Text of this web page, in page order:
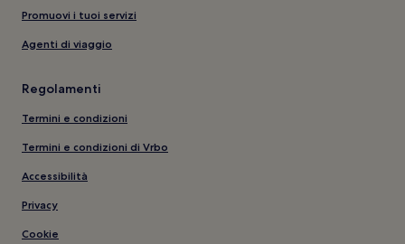
Promuovi i tuoi servizi
Agenti di viaggio
Regolamenti
Termini e condizioni
Termini e condizioni di Vrbo
Accessibilità
Privacy
Cookie